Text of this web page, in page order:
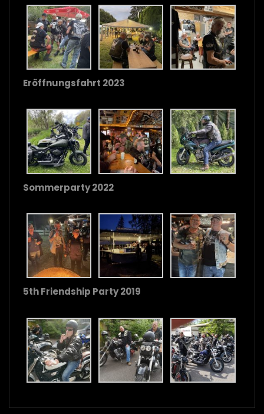
Eröffnungsfahrt 2023
Sommerparty 2022
5th Friendship Party 2019